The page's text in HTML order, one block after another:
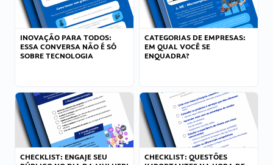
INOVAÇÃO PARA TODOS:
ESSA CONVERSA NÃO É SÓ
SOBRE TECNOLOGIA
CATEGORIAS DE EMPRESAS:
EM QUAL VOCÊ SE
ENQUADRA?
CHECKLIST: ENGAJE SEU
CHECKLIST: QUESTÕES